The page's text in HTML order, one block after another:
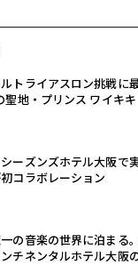
トライアスロン挑戦に
聖地・プリンス ワイキ
ーズンズホテル大阪で
コラボレーション
の音楽の世界に泊まる
チネンタルホテル大阪